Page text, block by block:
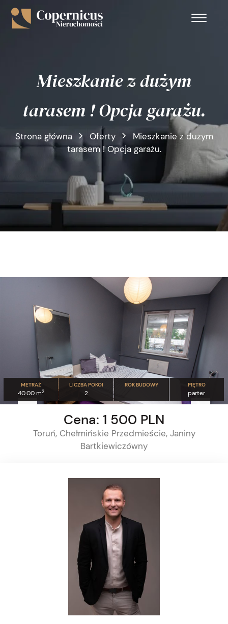
Mieszkanie z dużym
tarasem ! Opcja garażu.
Strona główna Oferty
Mieszkanie z dużym
tarasem ! Opcja garażu.
METRAŻ
40.00 m2
LICZBA POKOI
2
ROK BUDOWY PIĘTRO
parter
Cena: 1 500 PLN
Toruń, Chełmińskie Przedmieście, Janiny
Bartkiewiczówny